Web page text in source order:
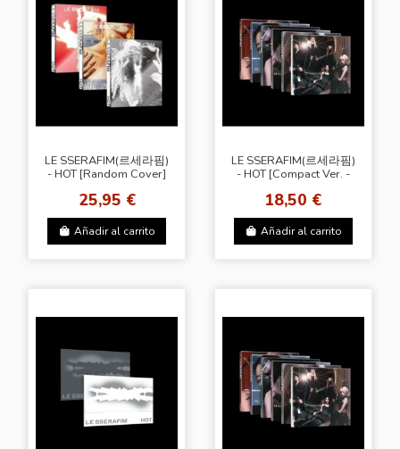
LE SSERAFIM(르세라핌)
- HOT [Random Cover]
25,95 €
Añadir al carrito
LE SSERAFIM(르세라핌)
- HOT [Compact Ver. -
18,50 €
Añadir al carrito